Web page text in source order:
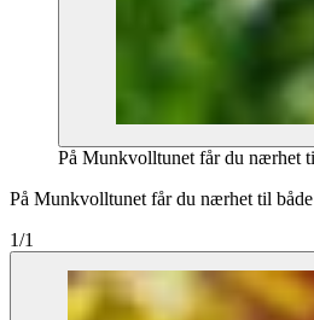
På Munkvolltunet får du nærhet
På Munkvolltunet får du nærhet til
1/1